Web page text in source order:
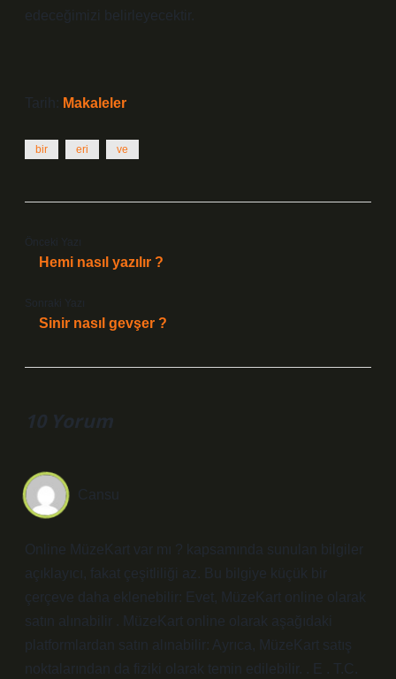
edeceğimizi belirleyecektir.
Tarih: Makaleler
bir eri ve
Önceki Yazı
Hemi nasıl yazılır ?
Sonraki Yazı
Sinir nasıl gevşer ?
10 Yorum
Cansu
Online MüzeKart var mı ? kapsamında sunulan bilgiler
açıklayıcı, fakat çeşitliliği az. Bu bilgiye küçük bir
çerçeve daha eklenebilir: Evet, MüzeKart online olarak
satın alınabilir . MüzeKart online olarak aşağıdaki
platformlardan satın alınabilir: Ayrıca, MüzeKart satış
noktalarından da fiziki olarak temin edilebilir. . E . T.C.